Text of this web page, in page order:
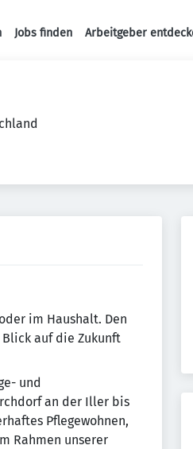
Jobs finden
Arbeitgeber
im Haushalt. Den
auf die Zukunft
und
an der Iller bis
Pflegewohnen,
Rahmen unserer